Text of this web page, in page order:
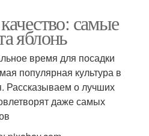
самые
яблонь
время для посадки
популярная культура в
Рассказываем о лучших
даже самых